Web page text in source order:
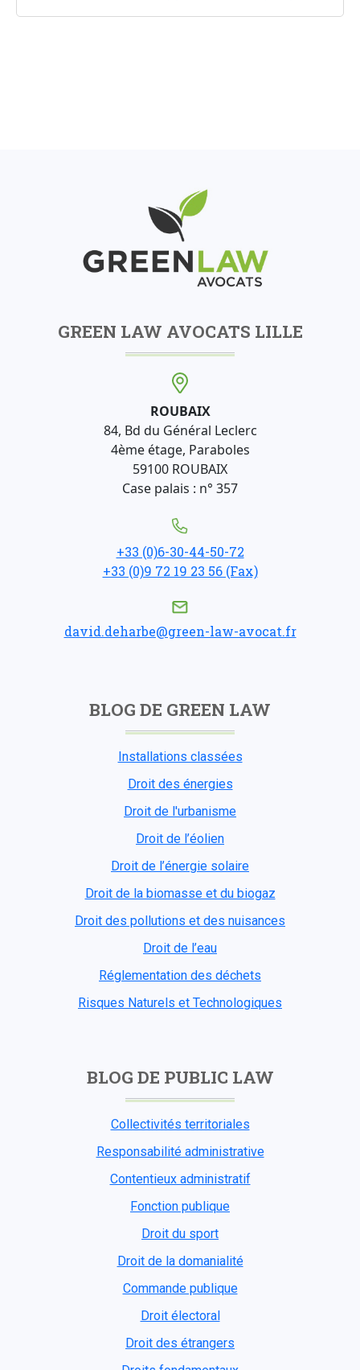
GREEN LAW AVOCATS LILLE
ROUBAIX
84, Bd du Général Leclerc
4ème étage, Paraboles
59100 ROUBAIX
Case palais : n° 357
+33 (0)6-30-44-50-72
+33 (0)9 72 19 23 56 (Fax)
david.deharbe@green-law-avocat.fr
BLOG DE GREEN LAW
Installations classées
Droit des énergies
Droit de l'urbanisme
Droit de l’éolien
Droit de l’énergie solaire
Droit de la biomasse et du biogaz
Droit des pollutions et des nuisances
Droit de l’eau
Réglementation des déchets
Risques Naturels et Technologiques
BLOG DE PUBLIC LAW
Collectivités territoriales
Responsabilité administrative
Contentieux administratif
Fonction publique
Droit du sport
Droit de la domanialité
Commande publique
Droit électoral
Droit des étrangers